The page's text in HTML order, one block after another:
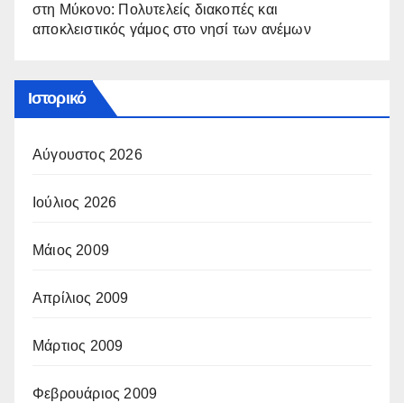
στη Μύκονο: Πολυτελείς διακοπές και
αποκλειστικός γάμος στο νησί των ανέμων
Ιστορικό
Αύγουστος 2026
Ιούλιος 2026
Μάιος 2009
Απρίλιος 2009
Μάρτιος 2009
Φεβρουάριος 2009